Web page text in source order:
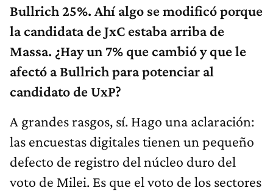
Bullrich 25%. Ahí algo se modificó porque
la candidata de JxC estaba arriba de
Massa. ¿Hay un 7% que cambió y que le
afectó a Bullrich para potenciar al
candidato de UxP?
A grandes rasgos, sí. Hago una aclaración:
las encuestas digitales tienen un pequeño
defecto de registro del núcleo duro del
voto de Milei. Es que el voto de los sectores